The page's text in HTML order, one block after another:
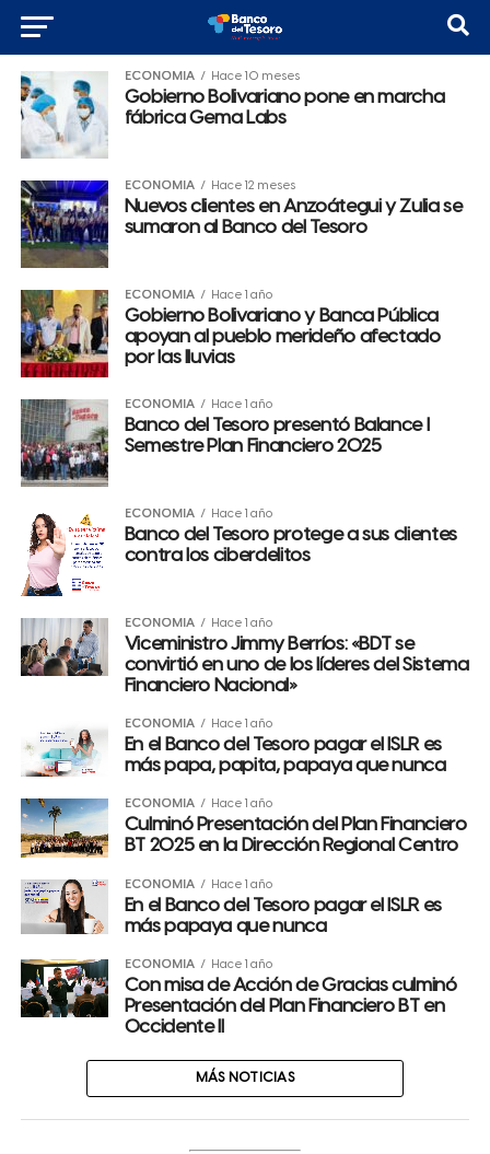
ECONOMÍA Hace 10 meses
Gobierno Bolivariano pone en marcha
fábrica Gema Labs
ECONOMÍA Hace 12 meses
Nuevos clientes en Anzoátegui y Zulia se
sumaron al Banco del Tesoro
ECONOMÍA Hace 1 año
Gobierno Bolivariano y Banca Pública
apoyan al pueblo merideño afectado
por las lluvias
ECONOMÍA Hace 1 año
Banco del Tesoro presentó Balance I
Semestre Plan Financiero 2025
ECONOMÍA Hace 1 año
Banco del Tesoro protege a sus clientes
contra los ciberdelitos
ECONOMÍA Hace 1 año
Viceministro Jimmy Berríos: «BDT se
convirtió en uno de los líderes del Sistema
Financiero Nacional»
ECONOMÍA Hace 1 año
En el Banco del Tesoro pagar el ISLR es
más papa, papita, papaya que nunca
ECONOMÍA Hace 1 año
Culminó Presentación del Plan Financiero
BT 2025 en la Dirección Regional Centro
ECONOMÍA Hace 1 año
En el Banco del Tesoro pagar el ISLR es
más papaya que nunca
ECONOMÍA Hace 1 año
Con misa de Acción de Gracias culminó
Presentación del Plan Financiero BT en
Occidente II
MÁS NOTICIAS